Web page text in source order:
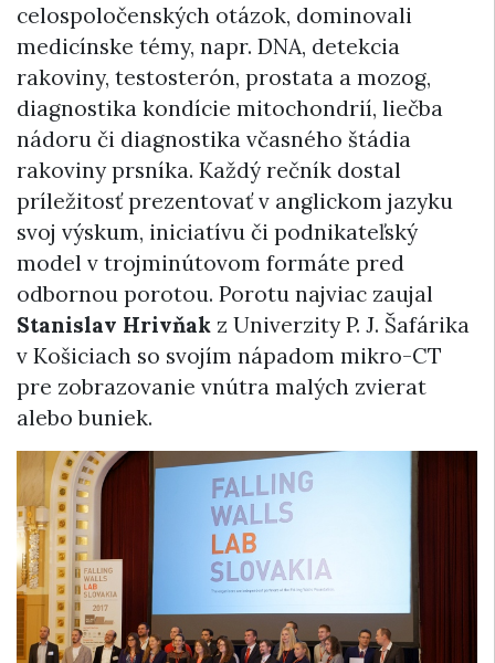
celospoločenských otázok, dominovali
medicínske témy, napr. DNA, detekcia
rakoviny, testosterón, prostata a mozog,
diagnostika kondície mitochondrií, liečba
nádoru či diagnostika včasného štádia
rakoviny prsníka. Každý rečník dostal
príležitosť prezentovať v anglickom jazyku
svoj výskum, iniciatívu či podnikateľský
model v trojminútovom formáte pred
odbornou porotou. Porotu najviac zaujal
Stanislav Hrivňak z Univerzity P. J. Šafárika
v Košiciach so svojím nápadom mikro-CT
pre zobrazovanie vnútra malých zvierat
alebo buniek.